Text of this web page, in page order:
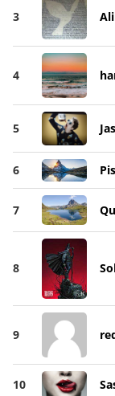
3
4
5
6
7
8
9
10